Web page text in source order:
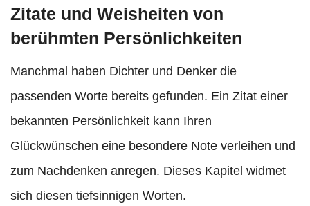
Zitate und Weisheiten von
berühmten Persönlichkeiten
Manchmal haben Dichter und Denker die
passenden Worte bereits gefunden. Ein Zitat einer
bekannten Persönlichkeit kann Ihren
Glückwünschen eine besondere Note verleihen und
zum Nachdenken anregen. Dieses Kapitel widmet
sich diesen tiefsinnigen Worten.